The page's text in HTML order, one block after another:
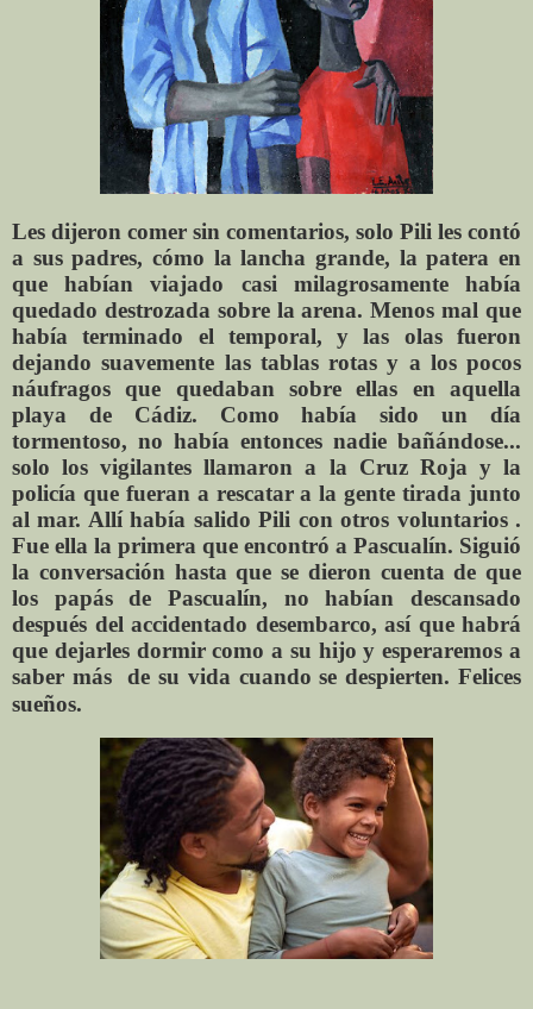
Les dijeron comer sin comentarios, solo Pili les contó
a sus padres, cómo la lancha grande, la patera en
que habían viajado casi milagrosamente había
quedado destrozada sobre la arena. Menos mal que
había terminado el temporal, y las olas fueron
dejando suavemente las tablas rotas y a los pocos
náufragos que quedaban sobre ellas en aquella
playa de Cádiz. Como había sido un día
tormentoso, no había entonces nadie bañándose...
solo los vigilantes llamaron a la Cruz Roja y la
policía que fueran a rescatar a la gente tirada junto
al mar. Allí había salido Pili con otros voluntarios .
Fue ella la primera que encontró a Pascualín. Siguió
la conversación hasta que se dieron cuenta de que
los papás de Pascualín, no habían descansado
después del accidentado desembarco, así que habrá
que dejarles dormir como a su hijo y esperaremos a
saber más de su vida cuando se despierten. Felices
sueños.